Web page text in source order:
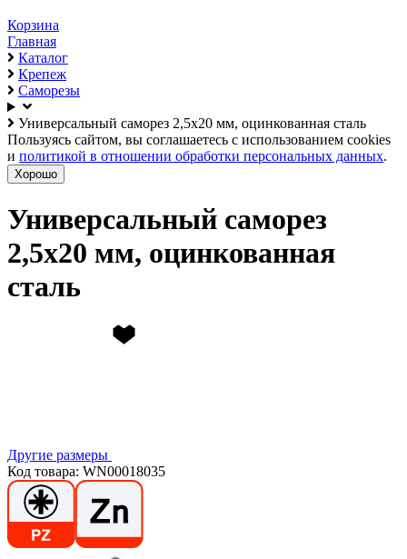
Корзина
Главная
Каталог
Крепеж
Саморезы
Универсальный саморез 2,5х20 мм, оцинкованная сталь
Пользуясь сайтом, вы соглашаетесь с использованием cookies
и политикой в отношении обработки персональных данных.
Хорошо
Универсальный саморез
2,5х20 мм, оцинкованная
сталь
Другие размеры
Код товара: WN00018035